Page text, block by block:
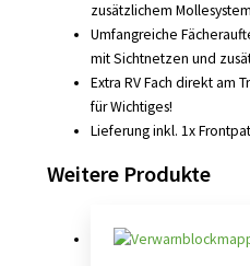
zusätzlichem
Umfangreiche
mit Sichtnetzen und
Extra RV Fach direkt am
für Wichtiges!
Lieferung inkl. 1x
Weitere Produkte